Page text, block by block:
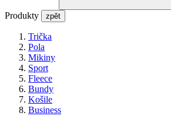
Produkty zpět
Trička
Pola
Mikiny
Sport
Fleece
Bundy
Košile
Business